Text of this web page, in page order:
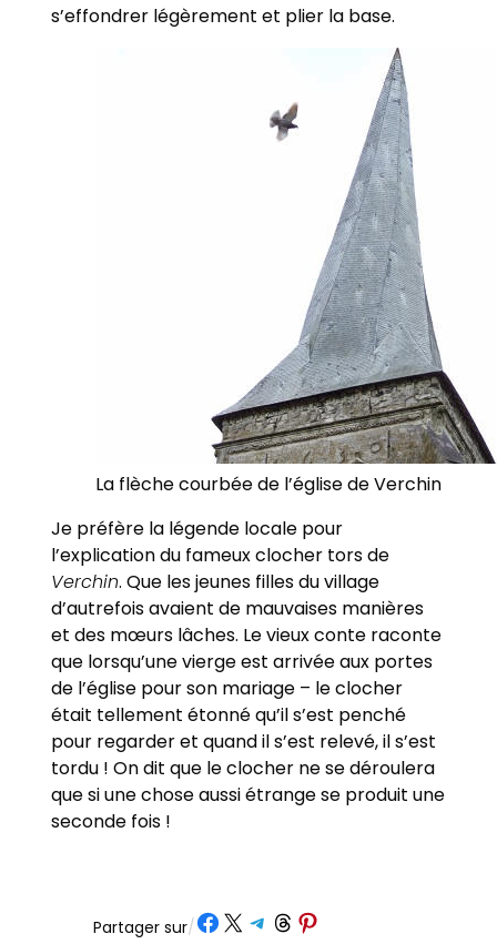
s’effondrer légèrement et plier la base.
La flèche courbée de l’église de Verchin
Je préfère la légende locale pour
l’explication du fameux clocher tors de
Verchin. Que les jeunes filles du village
d’autrefois avaient de mauvaises manières
et des mœurs lâches. Le vieux conte raconte
que lorsqu’une vierge est arrivée aux portes
de l’église pour son mariage – le clocher
était tellement étonné qu’il s’est penché
pour regarder et quand il s’est relevé, il s’est
tordu ! On dit que le clocher ne se déroulera
que si une chose aussi étrange se produit une
seconde fois !
Partager sur/ Partager sur Facebook
Partager sur X Partager sur Telegram
Partager sur Threads
Partager sur Pinterest